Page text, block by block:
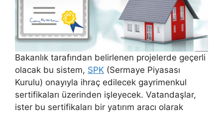
Bakanlık tarafından belirlenen projelerde geçerli
olacak bu sistem, SPK (Sermaye Piyasası
Kurulu) onayıyla ihraç edilecek gayrimenkul
sertifikaları üzerinden işleyecek. Vatandaşlar,
ister bu sertifikaları bir yatırım aracı olarak